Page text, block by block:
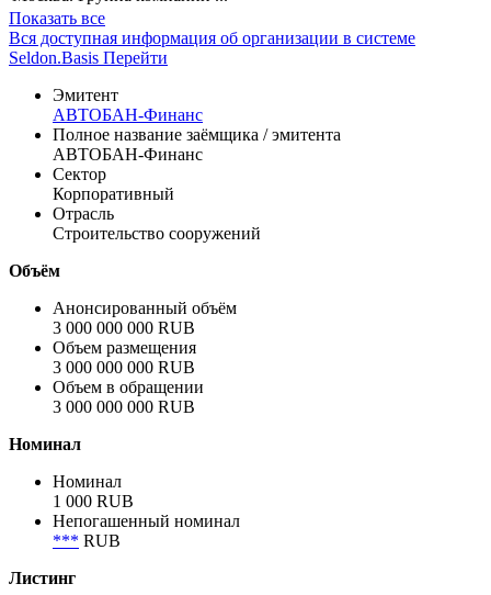
Показать все
Вся доступная информация об организации в системе
Seldon.Basis Перейти
Эмитент
АВТОБАН-Финанс
Полное название заёмщика / эмитента
АВТОБАН-Финанс
Сектор
Корпоративный
Отрасль
Строительство сооружений
Объём
Анонсированный объём
3 000 000 000 RUB
Объем размещения
3 000 000 000 RUB
Объем в обращении
3 000 000 000 RUB
Номинал
Номинал
1 000 RUB
Непогашенный номинал
*** RUB
Листинг